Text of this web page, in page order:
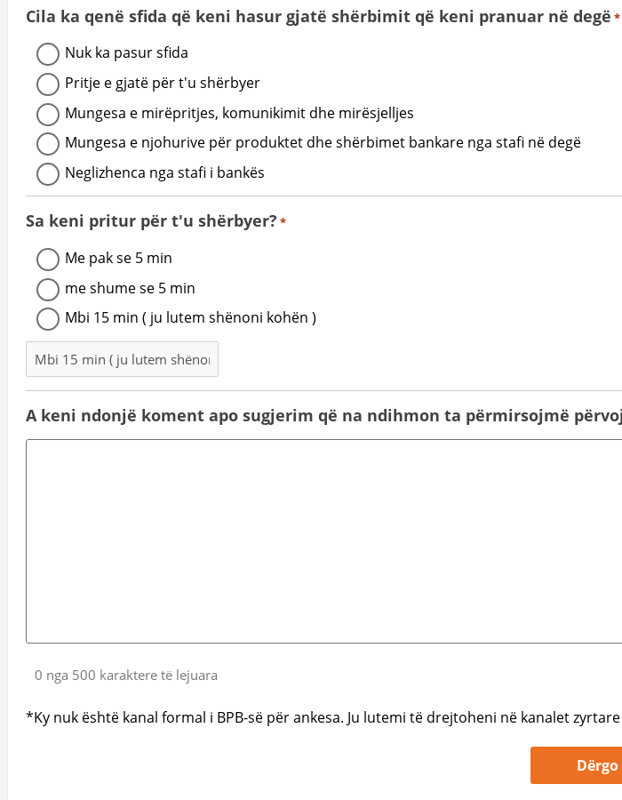
Cila ka qenë sfida që keni hasur gjatë shërbimit që keni pranuar në degë *
Nuk ka pasur sfida
Pritje e gjatë për t'u shërbyer
Mungesa e mirëpritjes, komunikimit dhe mirësjelljes
Mungesa e njohurive për produktet dhe shërbimet bankare nga stafi në degë
Neglizhenca nga stafi i bankës
Sa keni pritur për t'u shërbyer? *
Me pak se 5 min
me shume se 5 min
Mbi 15 min ( ju lutem shënoni kohën )
A keni ndonjë koment apo sugjerim që na ndihmon ta përmirsojmë
0 nga 500 karaktere të lejuara
*Ky nuk është kanal formal i BPB-së për ankesa. Ju lutemi të drejtoheni në kanalet zyrtare